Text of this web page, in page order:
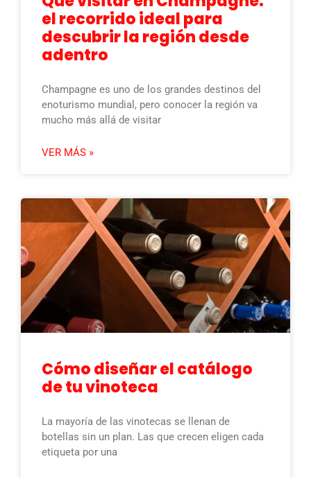
el recorrido ideal para
descubrir la región desde
adentro
Champagne es uno de los grandes destinos del
enoturismo mundial, pero conocer la región va
mucho más allá de visitar
VER MÁS »
Cómo diseñar el catálogo
de tu vinoteca
La mayoría de las vinotecas se llenan de
botellas sin un plan. Las que crecen eligen cada
etiqueta por una